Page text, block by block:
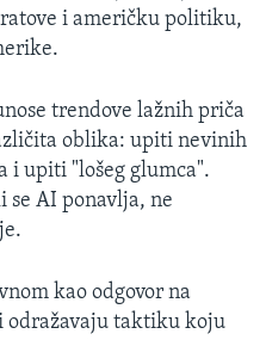
i američku politiku,
trendove lažnih priča
oblika: upiti nevinih
i upiti "lošeg glumca".
se AI ponavlja, ne
kao odgovor na
odražavaju taktiku koju